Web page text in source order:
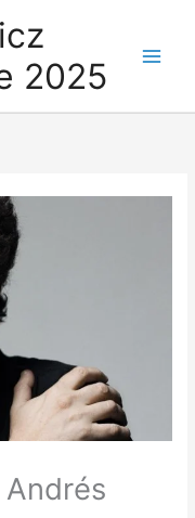
2025